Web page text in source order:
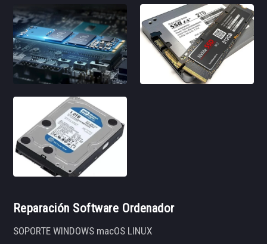
Reparación Software Ordenador
SOPORTE WINDOWS macOS LINUX